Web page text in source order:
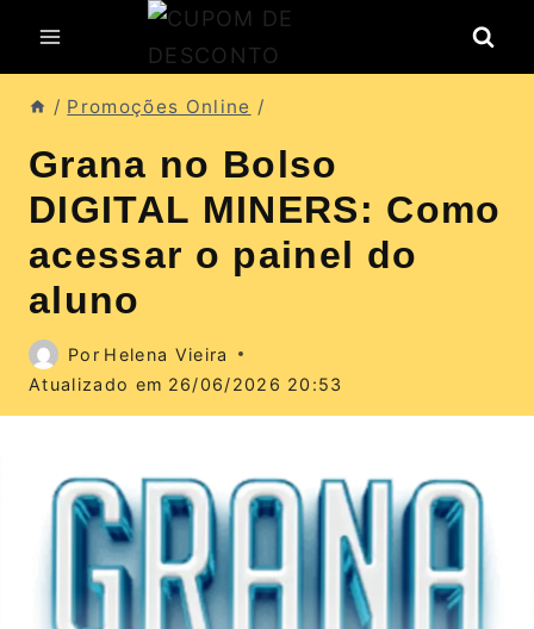
/ Promoções Online /
Grana no Bolso
DIGITAL MINERS: Como
acessar o painel do
aluno
Por Helena Vieira
Atualizado em 26/06/2026 20:53